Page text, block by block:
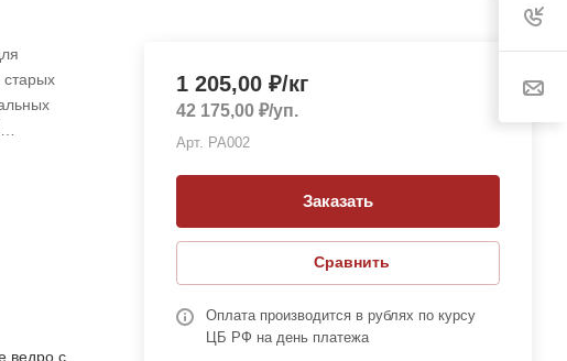
1 205,00 ₽/кг
42 175,00 ₽/уп.
Арт. PA002
Заказать
Сравнить
Оплата производится в рублях по курсу
ЦБ РФ на день платежа
и
ведро с